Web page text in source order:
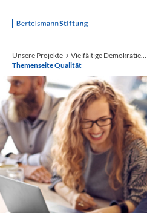
Startseite
Unsere Projekte Vielfältige Demokratie...
Themenseite Qualität